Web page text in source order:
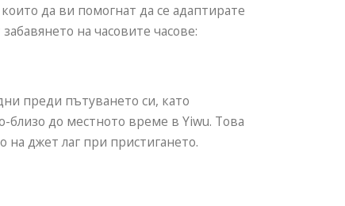
да ви помогнат да се адаптирате
на часовите часове:
преди пътуването си, като
близо до местното време в Yiwu. Това
джет лаг при пристигането.